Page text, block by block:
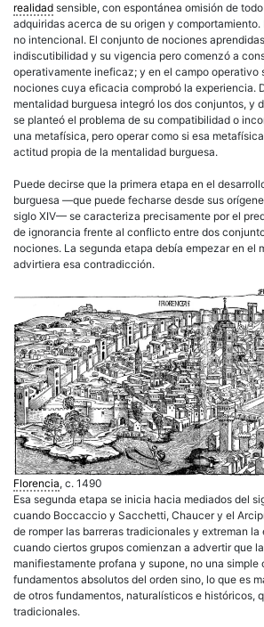
realidad sensible, con espontánea omisión de
adquiridas acerca de su origen y
no intencional. El conjunto de nociones
indiscutibilidad y su vigencia pero comenzó a
operativamente ineficaz; y en el campo operativo
nociones cuya eficacia comprobó la experiencia.
mentalidad burguesa integró los dos conjuntos, y
se planteó el problema de su compatibilidad o
una metafísica, pero operar como si esa
actitud propia de la mentalidad burguesa.
Puede decirse que la primera etapa en el
burguesa —que puede fecharse desde sus
siglo XIV— se caracteriza precisamente por el
de ignorancia frente al conflicto entre dos
nociones. La segunda etapa debía empezar en el
advirtiera esa contradicción.
Florencia, c. 1490
Esa segunda etapa se inicia hacia mediados del
cuando Boccaccio y Sacchetti, Chaucer y el
de romper las barreras tradicionales y extreman
cuando ciertos grupos comienzan a advertir que
manifiestamente profana y supone, no una simple
fundamentos absolutos del orden sino, lo que es
de otros fundamentos, naturalísticos e históricos,
tradicionales.